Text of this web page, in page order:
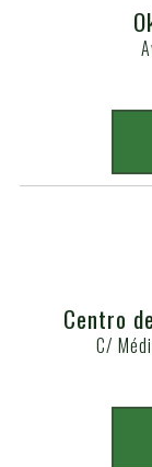
Centro
C/